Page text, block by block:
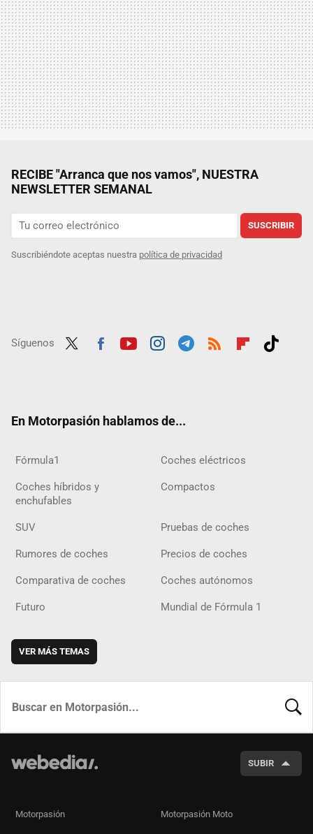
RECIBE "Arranca que nos vamos", NUESTRA
NEWSLETTER SEMANAL
SUSCRIBIR
Suscribiéndote aceptas nuestra política de privacidad
Síguenos
En Motorpasión hablamos de...
Fórmula1 Coches eléctricos
Coches híbridos y
enchufables
Compactos
SUV Pruebas de coches
Rumores de coches Precios de coches
Comparativa de coches Coches autónomos
Futuro Mundial de Fórmula 1
VER MÁS TEMAS
SUBIR
Motorpasión Motorpasión Moto